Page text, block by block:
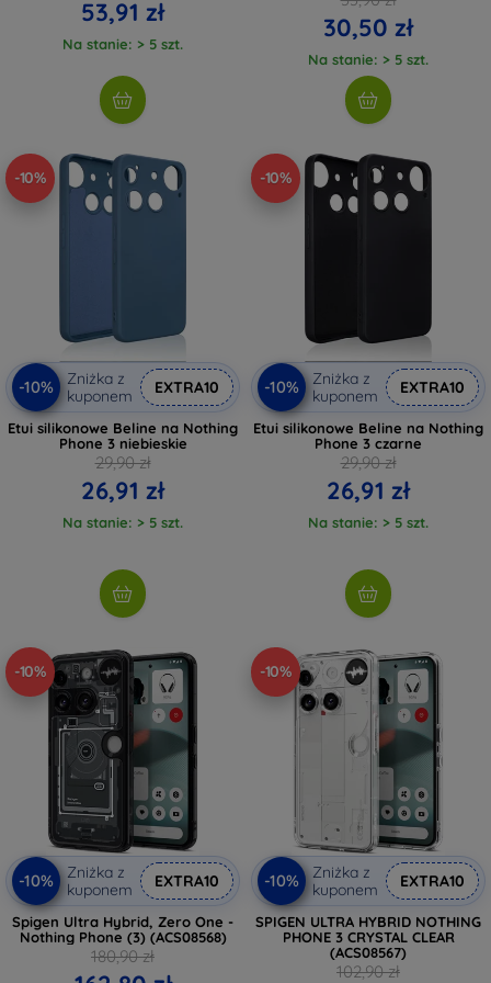
53,91 zł
Na stanie: > 5 szt.
30,50 zł
Na stanie: > 5 szt.
-10%
-10%
Zniżka z
kuponem
EXTRA10
Etui silikonowe Beline na Nothing
Phone 3 niebieskie
29,90 zł
26,91 zł
Na stanie: > 5 szt.
-10%
-10%
Zniżka z
kuponem
EXTRA10
Etui silikonowe Beline na Nothing
Phone 3 czarne
29,90 zł
26,91 zł
Na stanie: > 5 szt.
-10%
-10%
Zniżka z
kuponem
EXTRA10
Spigen Ultra Hybrid, Zero One -
Nothing Phone (3) (ACS08568)
180,90 zł
-10%
-10%
Zniżka z
kuponem
EXTRA10
SPIGEN ULTRA HYBRID NOTHING
PHONE 3 CRYSTAL CLEAR
(ACS08567)
102,90 zł